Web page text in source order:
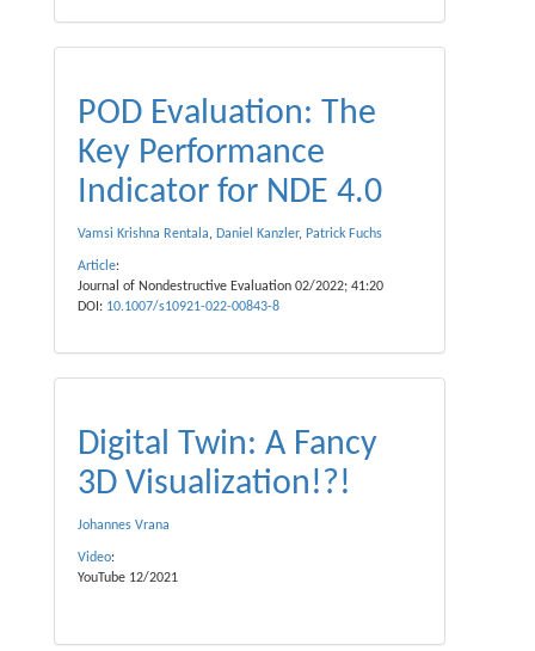
POD Evaluation: The
Key Performance
Indicator for NDE 4.0
Vamsi Krishna Rentala, Daniel Kanzler, Patrick Fuchs
Article:
Journal of Nondestructive Evaluation 02/2022; 41:20
DOI: 10.1007/s10921-022-00843-8
Digital Twin: A Fancy
3D Visualization!?!
Johannes Vrana
Video:
YouTube 12/2021